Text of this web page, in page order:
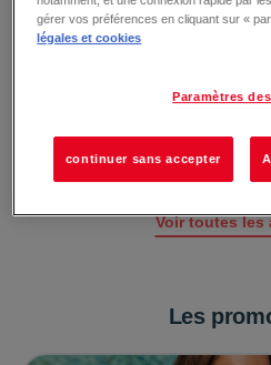
Le 30/07/2026
Le GEEV Shop fait son
Lire la suite →
Voir toutes les
Les
gérer vos préférences en cliquant sur «
légales et cookies
Paramètres
continuer sans accepter